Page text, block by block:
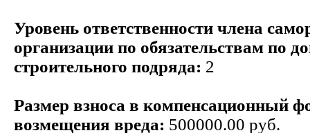
Уровень ответственности члена
организации по обязательствам по
строительного подряда: 2
Размер взноса в компенсационный
возмещения вреда: 500000.00 руб.